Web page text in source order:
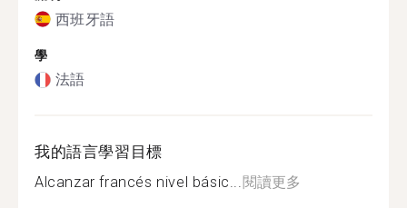
西班牙語
學
法語
我的語言學習目標
Alcanzar francés nivel básic...閱讀更多